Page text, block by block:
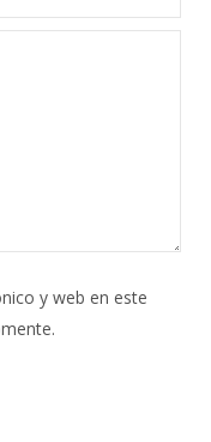
y web en este